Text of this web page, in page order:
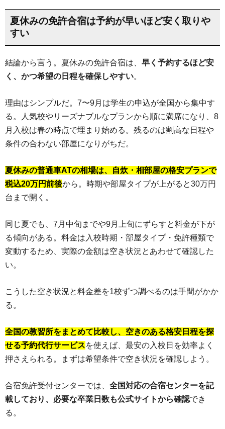
夏休みの免許合宿は予約が早いほど安く取りや
すい
結論から言う。夏休みの免許合宿は、 早く予約するほど安
く、かつ希望の日程を確保しやすい。
理由はシンプルだ。7〜9月は学生の申込が全国から集中す
る。人気校やリーズナブルなプランから順に満席になり、8
月入校は春の時点で埋まり始める。残るのは割高な日程や
条件の合わない部屋になりがちだ。
夏休みの普通車ATの相場は、自炊・相部屋の格安プランで
税込20万円前後から。時期や部屋タイプが上がると30万円
台まで開く。
同じ夏でも、7月中旬までや9月上旬にずらすと料金が下が
る傾向がある。料金は入校時期・部屋タイプ・免許種類で
変動するため、実際の金額は空き状況とあわせて確認した
い。
こうした空き状況と料金差を1校ずつ調べるのは手間がかか
る。
全国の教習所をまとめて比較し、空きのある格安日程を探
せる予約代行サービスを使えば、最安の入校日を効率よく
押さえられる。まずは希望条件で空き状況を確認しよう。
合宿免許受付センターでは、 全国対応の合宿センターを記
載しており、必要な卒業日数も公式サイトから確認でき
る。